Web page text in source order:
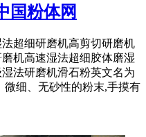
国粉体网
超细研磨机高剪切研磨机
机高速湿法超细胶体磨湿
法研磨机滑石粉英文名为
微细、无砂性的粉末,手摸有